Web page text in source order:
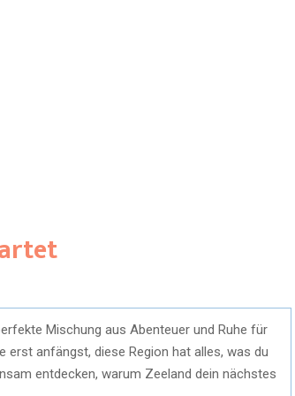
Mischung aus Abenteuer und Ruhe für
erst anfängst, diese Region hat alles, was du
entdecken, warum Zeeland dein nächstes